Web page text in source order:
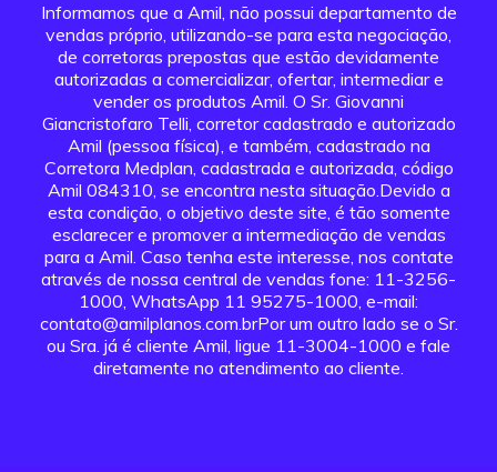
Informamos que a Amil, não possui departamento de
vendas próprio, utilizando-se para esta negociação,
de corretoras prepostas que estão devidamente
autorizadas a comercializar, ofertar, intermediar e
vender os produtos Amil. O Sr. Giovanni
Giancristofaro Telli, corretor cadastrado e autorizado
Amil (pessoa física), e também, cadastrado na
Corretora Medplan, cadastrada e autorizada, código
Amil 084310, se encontra nesta situação.Devido a
esta condição, o objetivo deste site, é tão somente
esclarecer e promover a intermediação de vendas
para a Amil. Caso tenha este interesse, nos contate
através de nossa central de vendas fone: 11-3256-
1000, WhatsApp 11 95275-1000, e-mail:
contato@amilplanos.com.brPor um outro lado se o Sr.
ou Sra. já é cliente Amil, ligue 11-3004-1000 e fale
diretamente no atendimento ao cliente.